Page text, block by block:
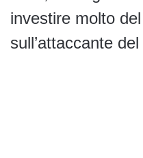
investire molto
sull’attaccante